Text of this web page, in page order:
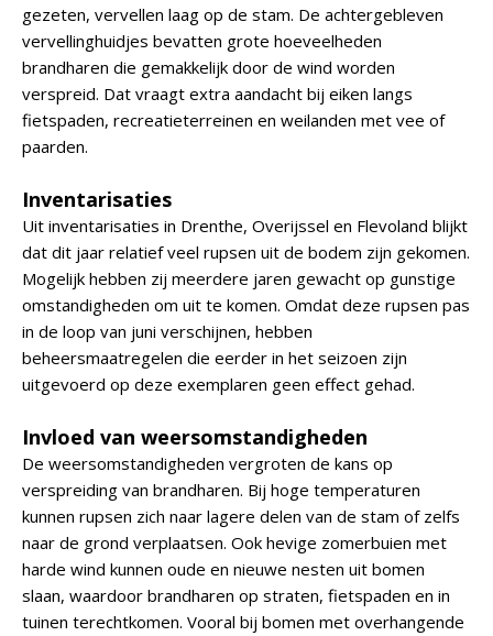
gezeten, vervellen laag op de stam. De achtergebleven
vervellinghuidjes bevatten grote hoeveelheden
brandharen die gemakkelijk door de wind worden
verspreid. Dat vraagt extra aandacht bij eiken langs
fietspaden, recreatieterreinen en weilanden met vee of
paarden.
Inventarisaties
Uit inventarisaties in Drenthe, Overijssel en Flevoland blijkt
dat dit jaar relatief veel rupsen uit de bodem zijn gekomen.
Mogelijk hebben zij meerdere jaren gewacht op gunstige
omstandigheden om uit te komen. Omdat deze rupsen pas
in de loop van juni verschijnen, hebben
beheersmaatregelen die eerder in het seizoen zijn
uitgevoerd op deze exemplaren geen effect gehad.
Invloed van weersomstandigheden
De weersomstandigheden vergroten de kans op
verspreiding van brandharen. Bij hoge temperaturen
kunnen rupsen zich naar lagere delen van de stam of zelfs
naar de grond verplaatsen. Ook hevige zomerbuien met
harde wind kunnen oude en nieuwe nesten uit bomen
slaan, waardoor brandharen op straten, fietspaden en in
tuinen terechtkomen. Vooral bij bomen met overhangende